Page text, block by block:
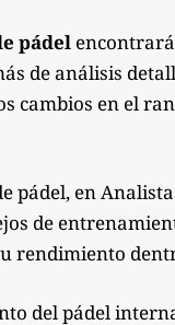
pádel
de análisis
cambios en el
pádel, en
de
rendimiento
del pádel